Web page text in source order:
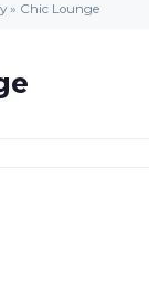
» Chic Lounge